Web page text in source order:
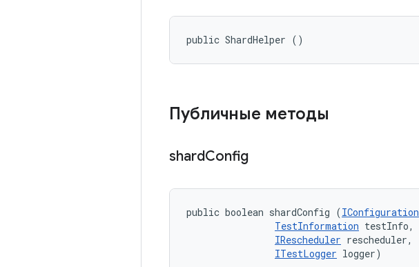
public ShardHelper ()
Публичные методы
shardConfig
public boolean shardConfig (IConfiguration
TestInformation testInfo,
IRescheduler rescheduler,
ITestLogger logger)